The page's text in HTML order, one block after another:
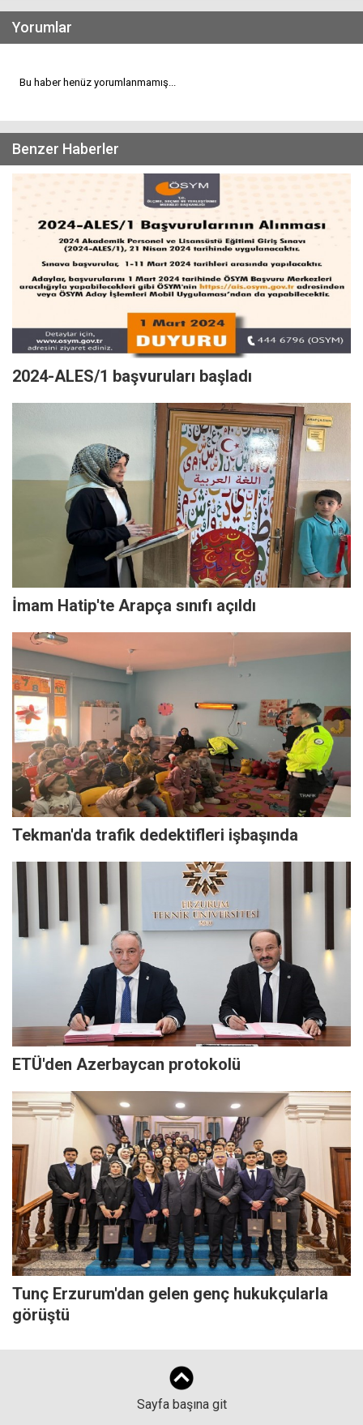
Yorumlar
Bu haber henüz yorumlanmamış...
Benzer Haberler
2024-ALES/1 başvuruları başladı
İmam Hatip'te Arapça sınıfı açıldı
Tekman'da trafik dedektifleri işbaşında
ETÜ'den Azerbaycan protokolü
Tunç Erzurum'dan gelen genç hukukçularla
görüştü
Sayfa başına git